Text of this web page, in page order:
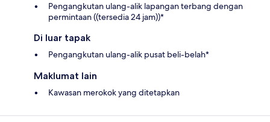
Pengangkutan ulang-alik lapangan terbang dengan
permintaan ((tersedia 24 jam))*
Di luar tapak
Pengangkutan ulang-alik pusat beli-belah*
Maklumat lain
Kawasan merokok yang ditetapkan